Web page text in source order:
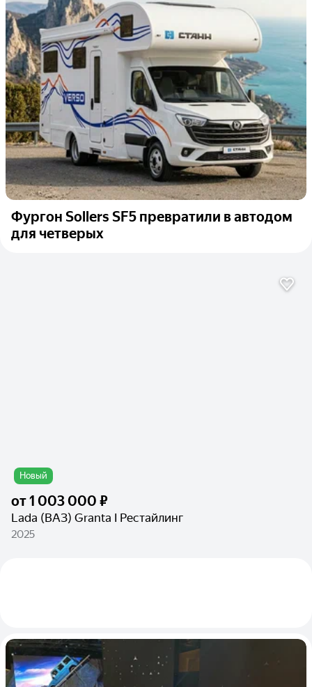
Фургон Sollers SF5 превратили в автодом
для четверых
Новый
от1 003 000 ₽
Lada (ВАЗ) Granta I Рестайлинг
2025